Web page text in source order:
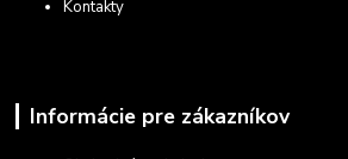
Kontakty
Informácie pre zákazníkov